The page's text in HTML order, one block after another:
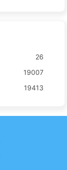
26
19007
19413